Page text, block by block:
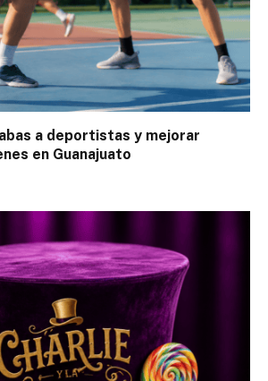
a deportistas y mejorar
en Guanajuato